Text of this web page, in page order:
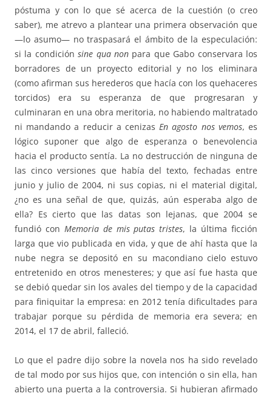
póstuma y con lo que sé acerca de la cuestión (o creo
saber), me atrevo a plantear una primera observación que
—lo asumo— no traspasará el ámbito de la especulación:
si la condiciónsine qua non para que Gabo conservara los
borradores de un proyecto editorial y no los eliminara
(como afirman sus herederos que hacía con los quehaceres
torcidos) era su esperanza de que progresaran y
culminaran en una obra meritoria, no habiendo maltratado
ni mandando a reducir a cenizasEn agosto nos vemos, es
lógico suponer que algo de esperanza o benevolencia
hacia el producto sentía. La no destrucción de ninguna de
las cinco versiones que había del texto, fechadas entre
junio y julio de 2004, ni sus copias, ni el material digital,
¿no es una señal de que, quizás, aún esperaba algo de
ella? Es cierto que las datas son lejanas, que 2004 se
fundió con Memoria de mis putas tristes, la última ficción
larga que vio publicada en vida, y que de ahí hasta que la
nube negra se depositó en su macondiano cielo estuvo
entretenido en otros menesteres; y que así fue hasta que
se debió quedar sin los avales del tiempo y de la capacidad
para finiquitar la empresa: en 2012 tenía dificultades para
trabajar porque su pérdida de memoria era severa; en
2014, el 17 de abril, falleció.
Lo que el padre dijo sobre la novela nos ha sido revelado
de tal modo por sus hijos que, con intención o sin ella, han
abierto una puerta a la controversia. Si hubieran afirmado